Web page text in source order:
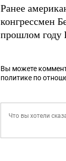
Ранее
конгрессмен
прошлом году
Вы можете
политике по